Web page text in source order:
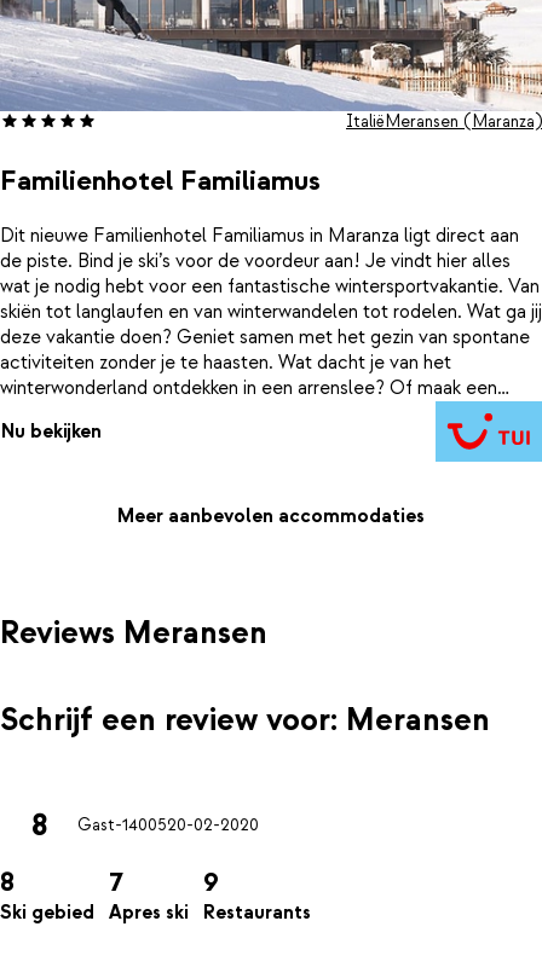
Familienhotel Familiamus
ItaliëMeransen (Maranza)
Dit nieuwe Familienhotel Familiamus in Maranza ligt direct aan
de piste. Bind je ski’s voor de voordeur aan! Je vindt hier alles
wat je nodig hebt voor een fantastische wintersportvakantie. Van
skiën tot langlaufen en van winterwandelen tot rodelen. Wat ga jij
deze vakantie doen? Geniet samen met het gezin van spontane
activiteiten zonder je te haasten. Wat dacht je van het
winterwonderland ontdekken in een arrenslee? Of maak een
magische wandeling. Een vakantie bij Familiamus is een om nooit
meer te vergeten.
Nu bekijken
Meer aanbevolen accommodaties
Reviews Meransen
Schrijf een review voor: Meransen
8 Gast-1400520-02-2020
8
Ski gebied
7
Apres ski
9
Restaurants